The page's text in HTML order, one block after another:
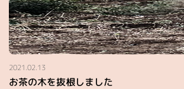
2021.02.13
お茶の木を抜根しました